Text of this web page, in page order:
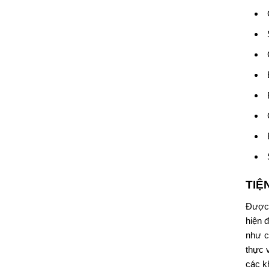
Được
hiện
như
thực
các